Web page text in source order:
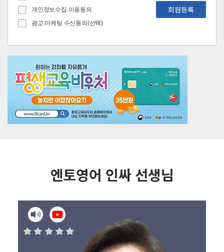
개인정보수집.이용동의
광고.마케팅 수신동의(선택)
회원등록
엔토영어 인싸 선생님